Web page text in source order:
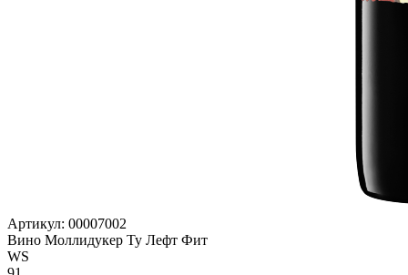
Артикул: 00007002
Вино Моллидукер Ту Лефт Фит
WS